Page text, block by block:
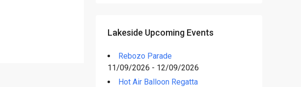
Lakeside Upcoming Events
Rebozo Parade
11/09/2026 - 12/09/2026
Hot Air Balloon Regatta